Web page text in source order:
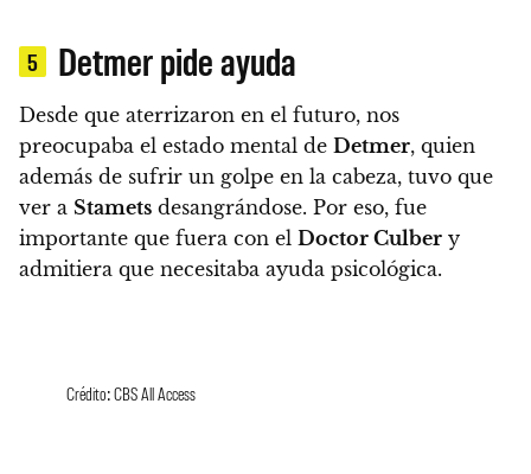
5 Detmer pide ayuda
Desde que aterrizaron en el futuro, nos
preocupaba el estado mental de Detmer, quien
además de sufrir un golpe en la cabeza, tuvo que
ver a Stamets desangrándose. Por eso, fue
importante que fuera con el Doctor Culber y
admitiera que necesitaba ayuda psicológica.
Crédito: CBS All Access